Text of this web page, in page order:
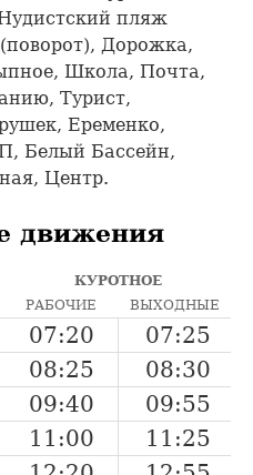
пляж
Дорожка,
Школа, Почта,
Турист,
Еременко,
Белый Бассейн,
Центр.
движения
КУРОТНОЕ
РАБОЧИЕ ВЫХОДНЫЕ
07:20
07:25
08:25
08:30
09:40
09:55
11:00
11:25